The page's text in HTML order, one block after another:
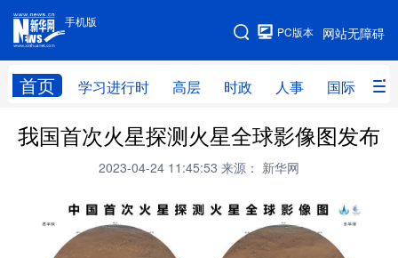
手机版
网站无障碍
PC版本
首页 学习进行时 高层 时政 人事 国际 财
手机版
网站地图
学习进行时 高层 时政 人事
财经 网评
台湾 思客智库 全球连线 教育
科技 科创 量子 体育
我国首次火星探测火星全球影像图发布
2023-04-24 11:45:53 来源： 新华网